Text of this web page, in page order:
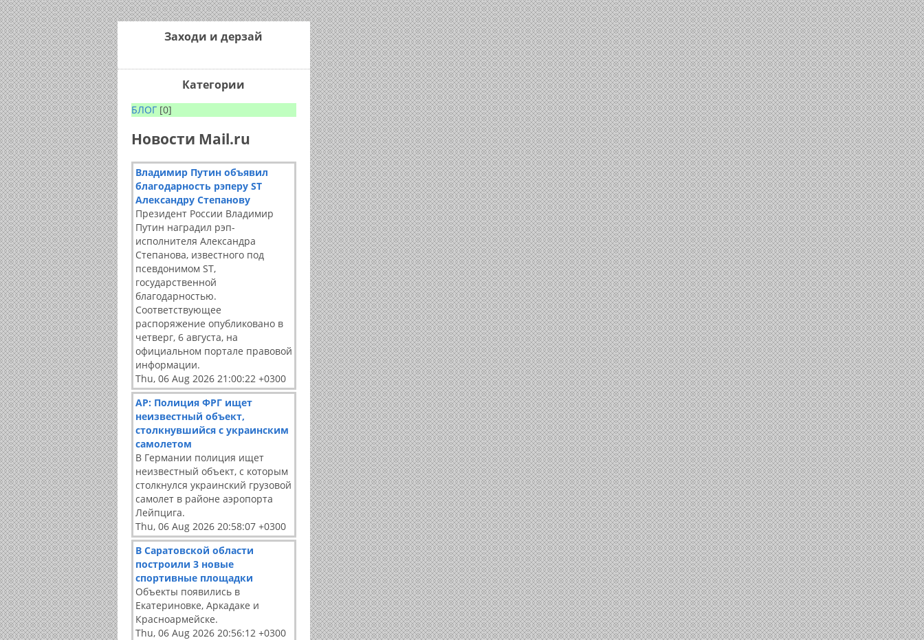
Заходи и дерзай
Категории
БЛОГ [0]
Новости Mail.ru
Владимир Путин объявил
благодарность рэперу ST
Александру Степанову
Президент России Владимир
Путин наградил рэп-
исполнителя Александра
Степанова, известного под
псевдонимом ST,
государственной
благодарностью.
Соответствующее
распоряжение опубликовано в
четверг, 6 августа, на
официальном портале правовой
информации.
Thu, 06 Aug 2026 21:00:22 +0300
АР: Полиция ФРГ ищет
неизвестный объект,
столкнувшийся с украинским
самолетом
В Германии полиция ищет
неизвестный объект, с которым
столкнулся украинский грузовой
самолет в районе аэропорта
Лейпцига.
Thu, 06 Aug 2026 20:58:07 +0300
В Саратовской области
построили 3 новые
спортивные площадки
Объекты появились в
Екатериновке, Аркадаке и
Красноармейске.
Thu, 06 Aug 2026 20:56:12 +0300